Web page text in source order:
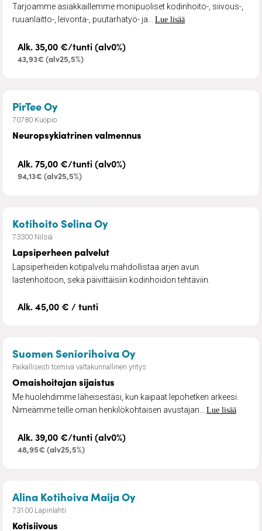
Tarjoamme asiakkaillemme monipuoliset kodinhoito-, siivous-,
ruuanlaitto-, leivonta-, puutarhatyö- ja... Lue lisää
Alk. 35,00 €/tunti (alv0%)
43,93€ (alv25,5%)
PirTee Oy– Neuropsykiatrinen valmennus
70780 Kuopio
Neuropsykiatrinen valmennus
Alk. 75,00 €/tunti (alv0%)
94,13€ (alv25,5%)
Kotihoito Selina Oy– Lapsiperheen palvelut
73300 Nilsiä
Lapsiperheen palvelut
Lapsiperheiden kotipalvelu mahdollistaa arjen avun
lastenhoitoon, sekä päivittäisiin kodinhoidon tehtäviin.
Alk. 45,00 € / tunti
Suomen Seniorihoiva Oy– Omaishoitajan sijaistus
Paikallisesti toimiva valtakunnallinen yritys
Omaishoitajan sijaistus
Me huolehdimme läheisestäsi, kun kaipaat lepohetken arkeesi.
Nimeämme teille oman henkilökohtaisen avustajan... Lue lisää
Alk. 39,00 €/tunti (alv0%)
48,95€ (alv25,5%)
Alina Kotihoiva Maija Oy– Kotisiivous
73100 Lapinlahti
Kotisiivous